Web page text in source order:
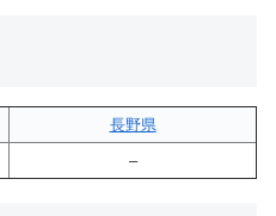
長野県
–